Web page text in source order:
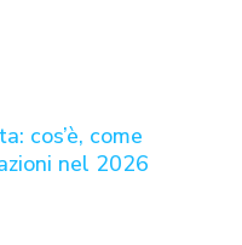
cos’è, come
nel 2026